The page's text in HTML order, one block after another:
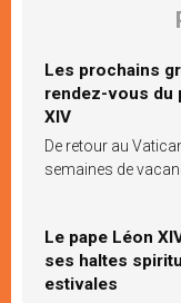
Les prochains
rendez-vous du
XIV
De retour au
semaines de
Le pape Léon
ses haltes
estivales